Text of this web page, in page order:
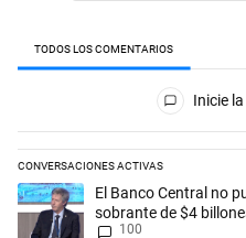
TODOS LOS COMENTARIOS
Inicie
CONVERSACIONES ACTIVAS
Este listado muestra los
Un artículo de tendencia con el
El Banco Central no
sobrante de $4
100